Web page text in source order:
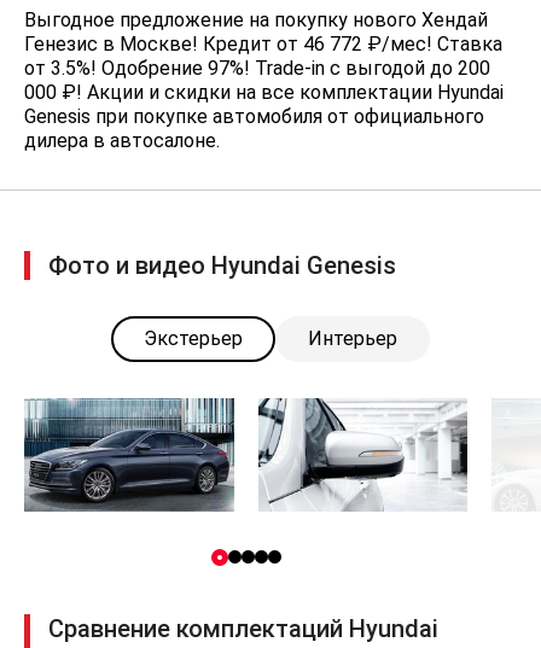
сабвуфер
Панель приборов Supervision +
дисплей 4,3”
Коммуникационная система
Bluetooth
функцией антизапотевания
Обогрев лобового стекла в зоне
покоя стеклоочистителей
Обогрев боковых зеркал
Обогрев передних сидений
Передние фары с ксеноновыми
лампами с автокорректором и
отдельной лампой подсветки
поворотов
Светодиодные дневные ходовые
Задние светодиодные фары
Выгодное предложение на покупку нового Хендай
Генезис в Москве! Кредит от 46 772 ₽/мес! Ставка
от 3.5%! Одобрение 97%! Trade-in с выгодой до 200
000 ₽! Акции и скидки на все комплектации Hyundai
Genesis при покупке автомобиля от официального
дилера в автосалоне.
Фото и видео Hyundai Genesis
Экстерьер Интерьер
Сравнение комплектаций Hyundai